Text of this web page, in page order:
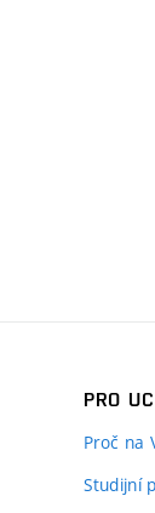
PRO
Proč na
Studijní